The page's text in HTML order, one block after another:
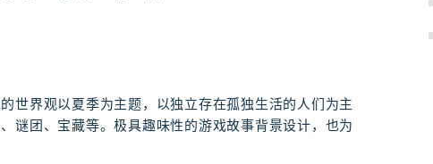
世界观以夏季为主题，以独立存在孤独生活的人们为主
谜团、宝藏等。极具趣味性的游戏故事背景设计，也为